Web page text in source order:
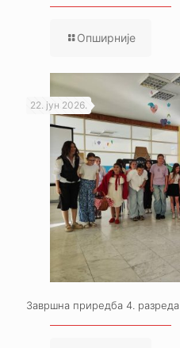
Опширније
22. јун 2026.
Завршна приредба 4. разреда